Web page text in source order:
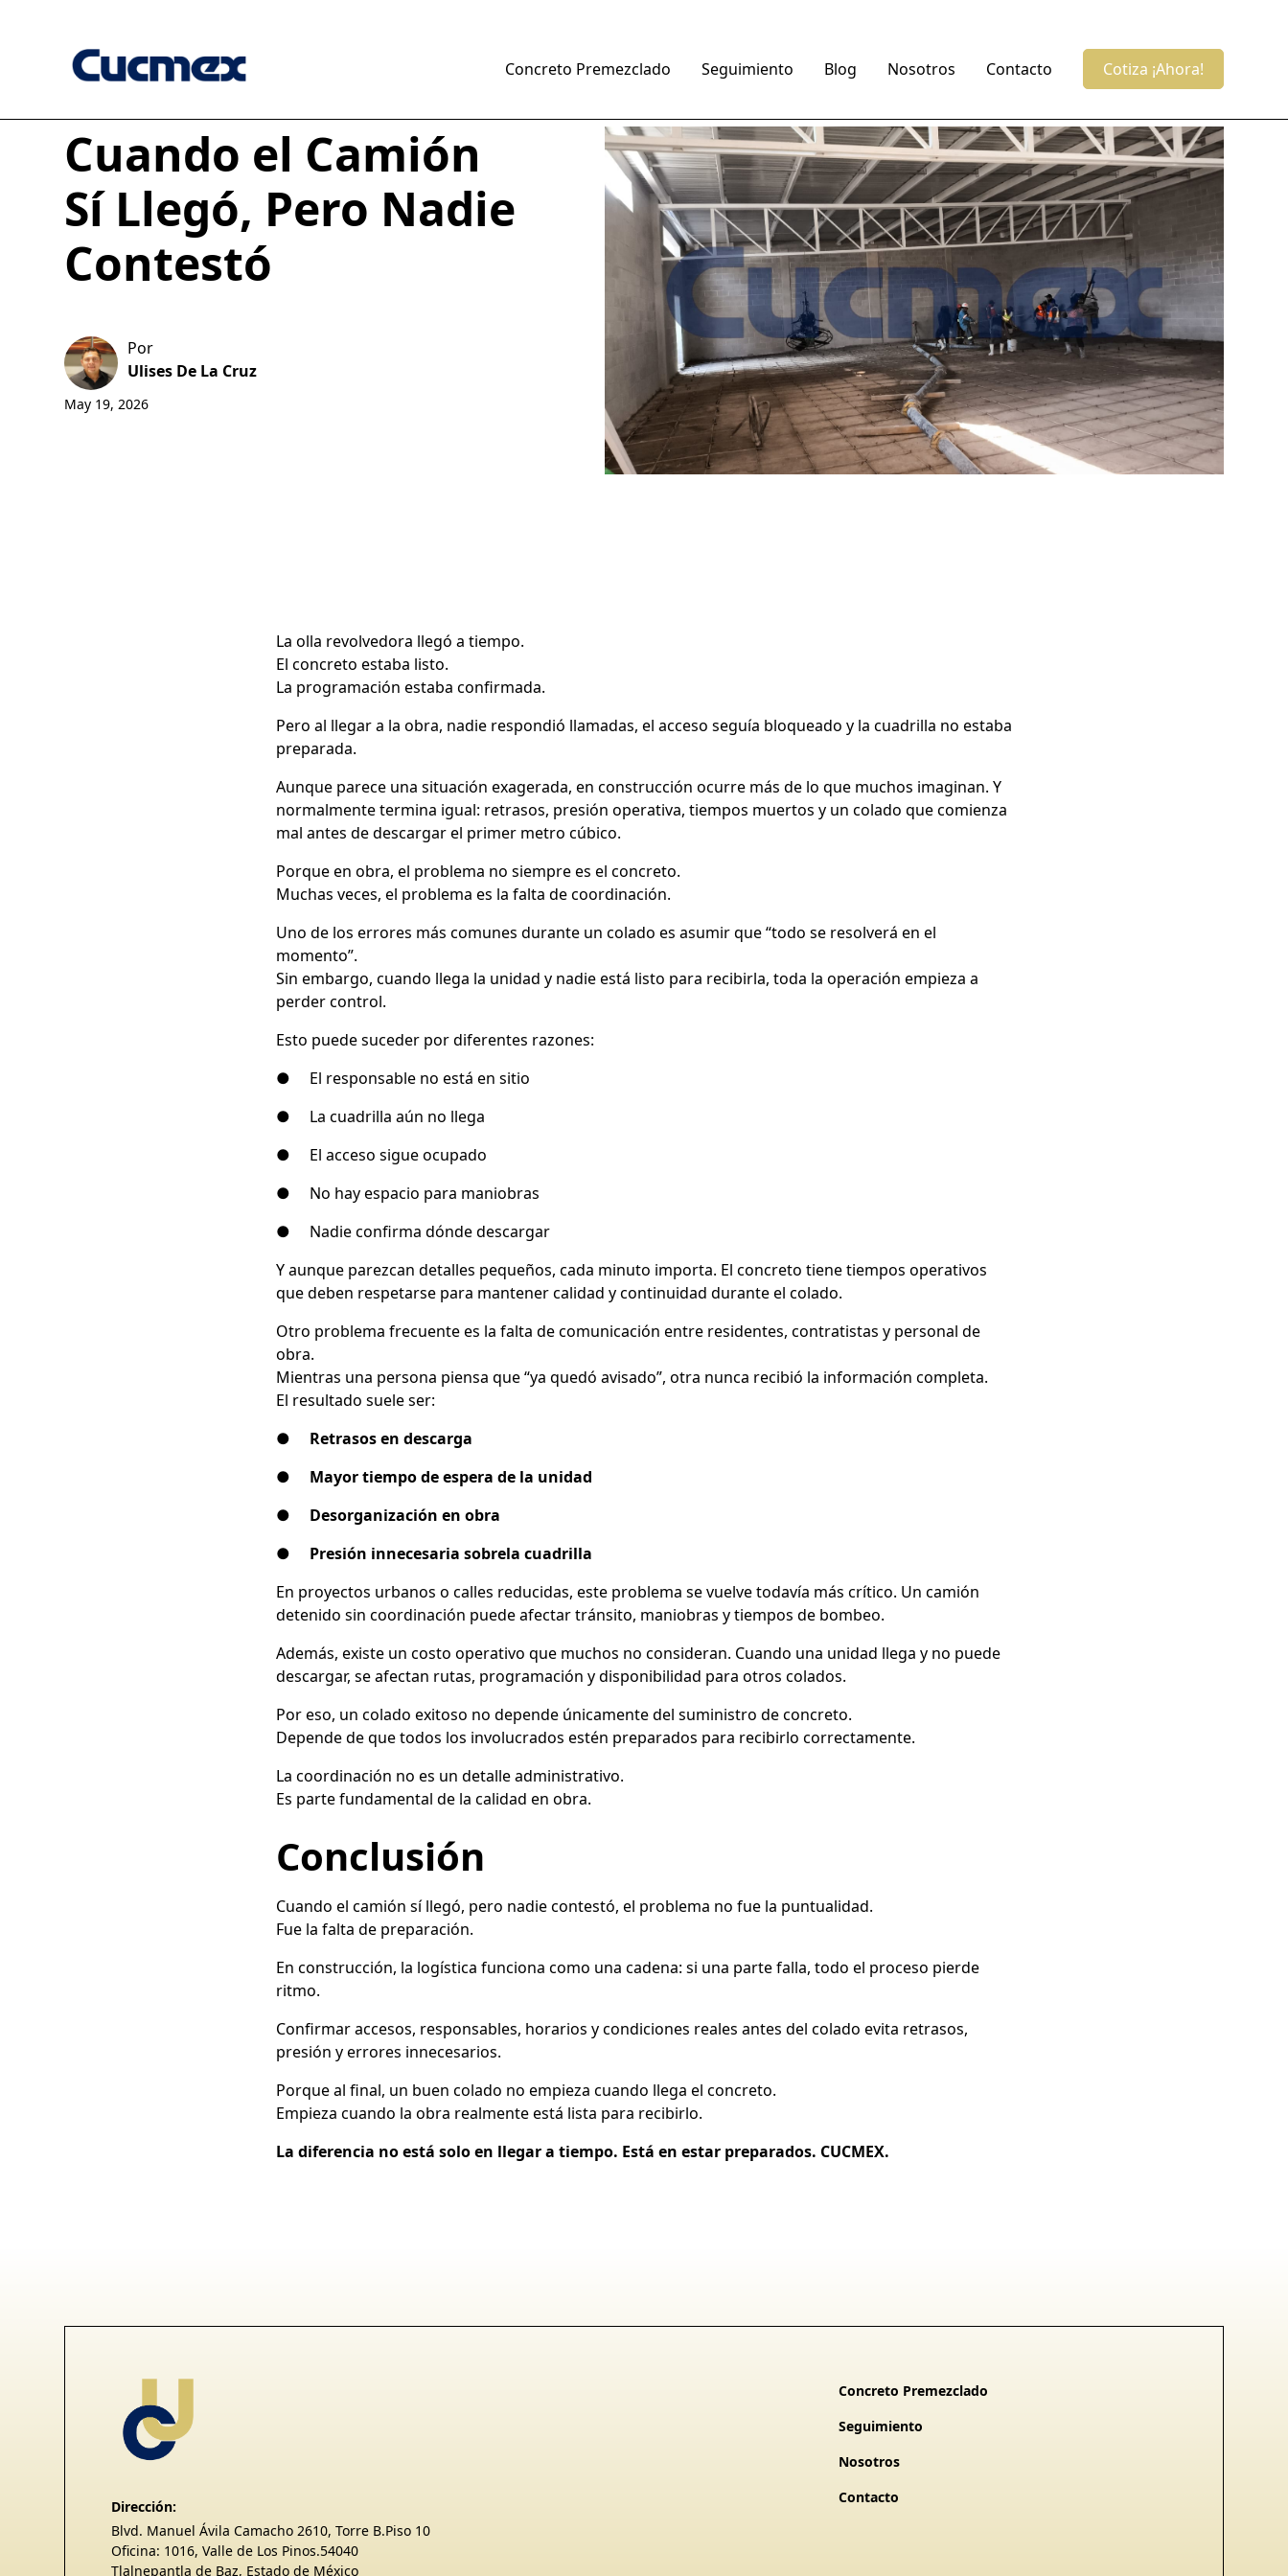
Concreto Premezclado Seguimiento Blog Nosotros Contacto Cotiza ¡Ahora!
Cuando el Camión
Sí Llegó, Pero Nadie
Contestó
Por
Ulises De La Cruz
May 19, 2026
La olla revolvedora llegó a tiempo.
El concreto estaba listo.
La programación estaba confirmada.
Pero al llegar a la obra, nadie respondió llamadas, el acceso seguía bloqueado y la cuadrilla no estaba
preparada.
Aunque parece una situación exagerada, en construcción ocurre más de lo que muchos imaginan. Y
normalmente termina igual: retrasos, presión operativa, tiempos muertos y un colado que comienza
mal antes de descargar el primer metro cúbico.
Porque en obra, el problema no siempre es el concreto.
Muchas veces, el problema es la falta de coordinación.
Uno de los errores más comunes durante un colado es asumir que “todo se resolverá en el
momento”.
Sin embargo, cuando llega la unidad y nadie está listo para recibirla, toda la operación empieza a
perder control.
Esto puede suceder por diferentes razones:
● El responsable no está en sitio
● La cuadrilla aún no llega
● El acceso sigue ocupado
● No hay espacio para maniobras
● Nadie confirma dónde descargar
Y aunque parezcan detalles pequeños, cada minuto importa. El concreto tiene tiempos operativos
que deben respetarse para mantener calidad y continuidad durante el colado.
Otro problema frecuente es la falta de comunicación entre residentes, contratistas y personal de
obra.
Mientras una persona piensa que “ya quedó avisado”, otra nunca recibió la información completa.
El resultado suele ser:
● Retrasos en descarga
● Mayor tiempo de espera de la unidad
● Desorganización en obra
● Presión innecesaria sobrela cuadrilla
En proyectos urbanos o calles reducidas, este problema se vuelve todavía más crítico. Un camión
detenido sin coordinación puede afectar tránsito, maniobras y tiempos de bombeo.
Además, existe un costo operativo que muchos no consideran. Cuando una unidad llega y no puede
descargar, se afectan rutas, programación y disponibilidad para otros colados.
Por eso, un colado exitoso no depende únicamente del suministro de concreto.
Depende de que todos los involucrados estén preparados para recibirlo correctamente.
La coordinación no es un detalle administrativo.
Es parte fundamental de la calidad en obra.
Conclusión
Cuando el camión sí llegó, pero nadie contestó, el problema no fue la puntualidad.
Fue la falta de preparación.
En construcción, la logística funciona como una cadena: si una parte falla, todo el proceso pierde
ritmo.
Confirmar accesos, responsables, horarios y condiciones reales antes del colado evita retrasos,
presión y errores innecesarios.
Porque al final, un buen colado no empieza cuando llega el concreto.
Empieza cuando la obra realmente está lista para recibirlo.
La diferencia no está solo en llegar a tiempo. Está en estar preparados. CUCMEX.
Dirección:
Blvd. Manuel Ávila Camacho 2610, Torre B.Piso 10
Oficina: 1016, Valle de Los Pinos.54040
Tlalnepantla de Baz, Estado de México
Concreto Premezclado
Seguimiento
Nosotros
Contacto